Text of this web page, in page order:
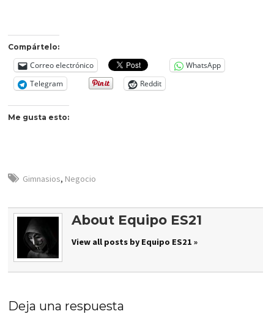
Compártelo:
Correo electrónico
WhatsApp
Telegram
Reddit
Me gusta esto:
Gimnasios, Negocio
About Equipo ES21
View all posts by Equipo ES21 »
Deja una respuesta